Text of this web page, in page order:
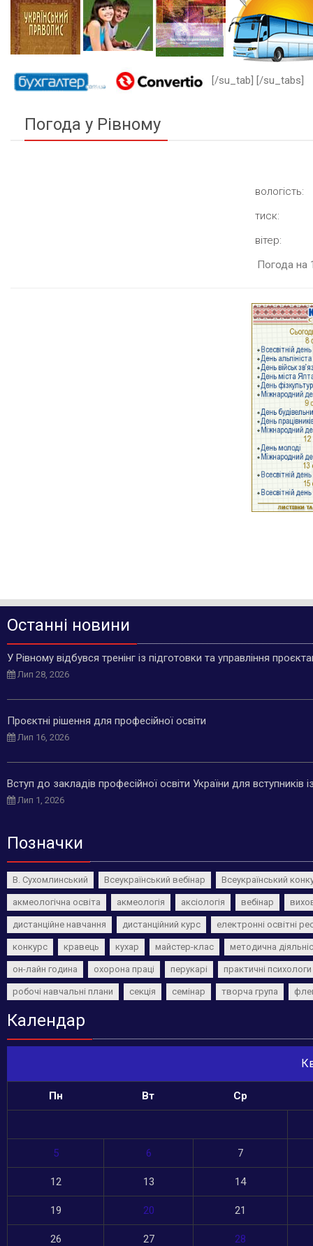
[/su_tab] [/su_tabs]
Погода у Рівному
вологість:
тиск:
вітер:
Погода на
Останні новини
У Рівному відбувся тренінг із підготовки та управління
Лип 28, 2026
Проєктні рішення для професійної освіти
Лип 16, 2026
Вступ до закладів професійної освіти України для
Лип 1, 2026
Позначки
В. Сухомлинський Всеукраїнський вебінар Всеукраїнський
акмеологічна освіта акмеологія аксіологія вебінар
дистанційне навчання дистанційний курс електронні освітні
конкурс кравець кухар майстер-клас методична
он-лайн година охорона праці перукарі практичні психологи
робочі навчальні плани секція семінар творча група
Календар
Пн Вт Ср
5 6 7
12 13 14
19 20 21
26 27 28